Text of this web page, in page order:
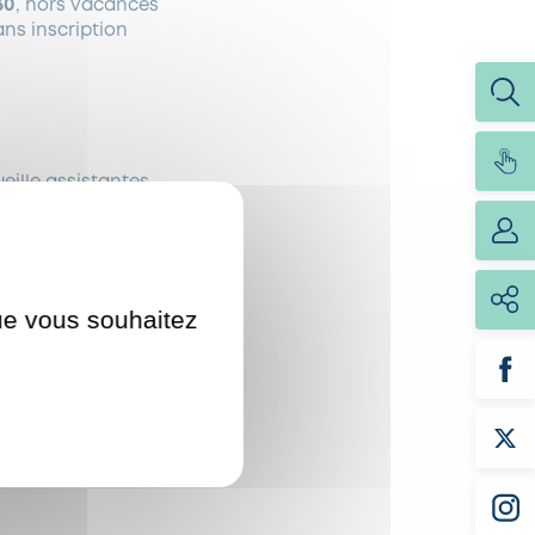
, hors vacances
inscription
assistantes
aux
à la manière
vous souhaitez